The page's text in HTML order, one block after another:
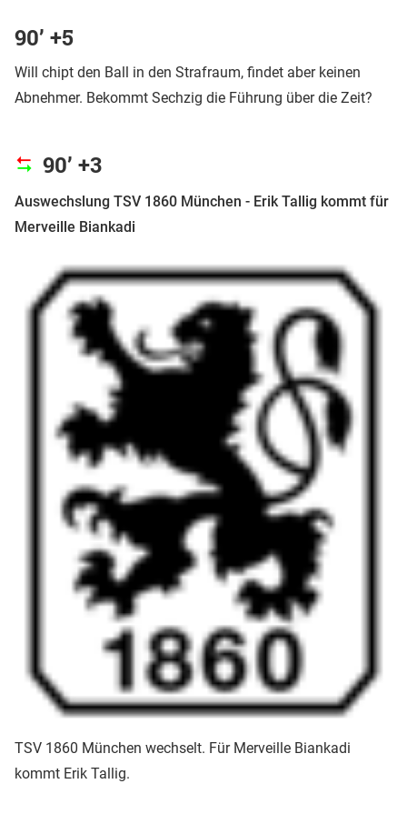
90’ +5
Will chipt den Ball in den Strafraum, findet aber keinen
Abnehmer. Bekommt Sechzig die Führung über die Zeit?
90’ +3
Auswechslung TSV 1860 München - Erik Tallig kommt für
Merveille Biankadi
TSV 1860 München wechselt. Für Merveille Biankadi
kommt Erik Tallig.